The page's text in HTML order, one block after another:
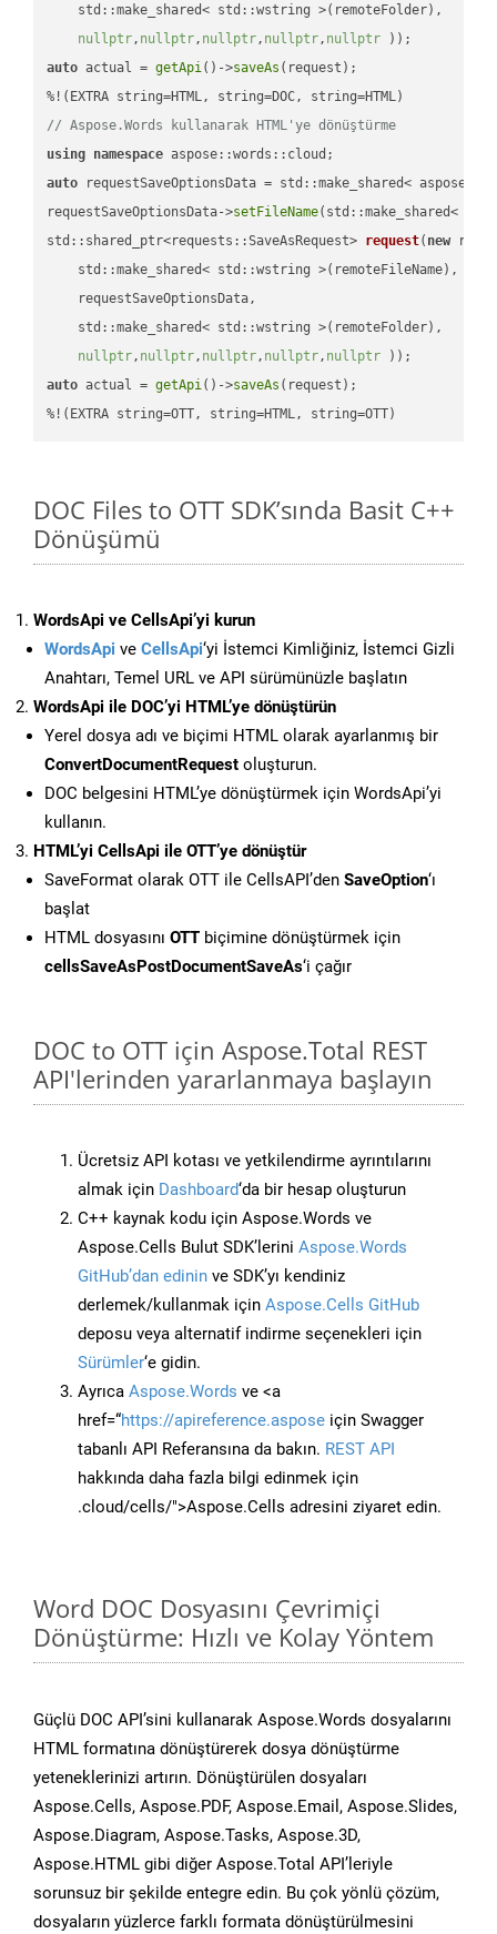
    std::make_shared< std::wstring >(remoteFolder),
nullptr, nullptr, nullptr, nullptr, nullptr ))
auto actual = getApi()->saveAs (request);
// Aspose.Words kullanarak HTML'ye dönüştürme
using namespace
auto requestSaveOptionsData = std::make_shared<
requestSaveOptionsData->setFileName(std::make_shared<
std::shared_ptr<requests::SaveAsRequest> request( new
    std::make_shared< std::wstring >(remoteFileName),
    requestSaveOptionsData,
    std::make_shared< std::wstring >(remoteFolder),
nullptr, nullptr, nullptr, nullptr, nullptr ))
auto actual = getApi()->saveAs (request);
%!(EXTRA string=OTT, string=HTML, string=OTT)
DOC Files to OTT SDK’sında Basit C++
Dönüşümü
WordsApi ve CellsApi’yi kurun
WordsApi ve CellsApi‘yi İstemci Kimliğiniz, İstemci Gizli
Anahtarı, Temel URL ve API sürümünüzle başlatın
WordsApi ile DOC’yi HTML’ye dönüştürün
Yerel dosya adı ve biçimi HTML olarak ayarlanmış bir
ConvertDocumentRequest oluşturun.
DOC belgesini HTML’ye dönüştürmek için WordsApi’yi
kullanın.
HTML’yi CellsApi ile OTT’ye dönüştür
SaveFormat olarak OTT ile CellsAPI’den SaveOption‘ı
başlat
HTML dosyasını OTT biçimine dönüştürmek için
cellsSaveAsPostDocumentSaveAs‘i çağır
DOC to OTT için Aspose.Total REST
API'lerinden yararlanmaya başlayın
Ücretsiz API kotası ve yetkilendirme ayrıntılarını
almak için Dashboard‘da bir hesap oluşturun
C++ kaynak kodu için Aspose.Words ve
Aspose.Cells Bulut SDK’lerini Aspose.Words
GitHub’dan edinin ve SDK’yı kendiniz
derlemek/kullanmak için Aspose.Cells GitHub
deposu veya alternatif indirme seçenekleri için
Sürümler‘e gidin.
Ayrıca Aspose.Words ve <a
href=“https://apireference.aspose için Swagger
tabanlı API Referansına da bakın. REST API
hakkında daha fazla bilgi edinmek için
.cloud/cells/">Aspose.Cells adresini ziyaret edin.
Word DOC Dosyasını Çevrimiçi
Dönüştürme: Hızlı ve Kolay Yöntem
Güçlü DOC API’sini kullanarak Aspose.Words dosyalarını
HTML formatına dönüştürerek dosya dönüştürme
yeteneklerinizi artırın. Dönüştürülen dosyaları
Aspose.Cells, Aspose.PDF, Aspose.Email, Aspose.Slides,
Aspose.Diagram, Aspose.Tasks, Aspose.3D,
Aspose.HTML gibi diğer Aspose.Total API’leriyle
sorunsuz bir şekilde entegre edin. Bu çok yönlü çözüm,
dosyaların yüzlerce farklı formata dönüştürülmesini